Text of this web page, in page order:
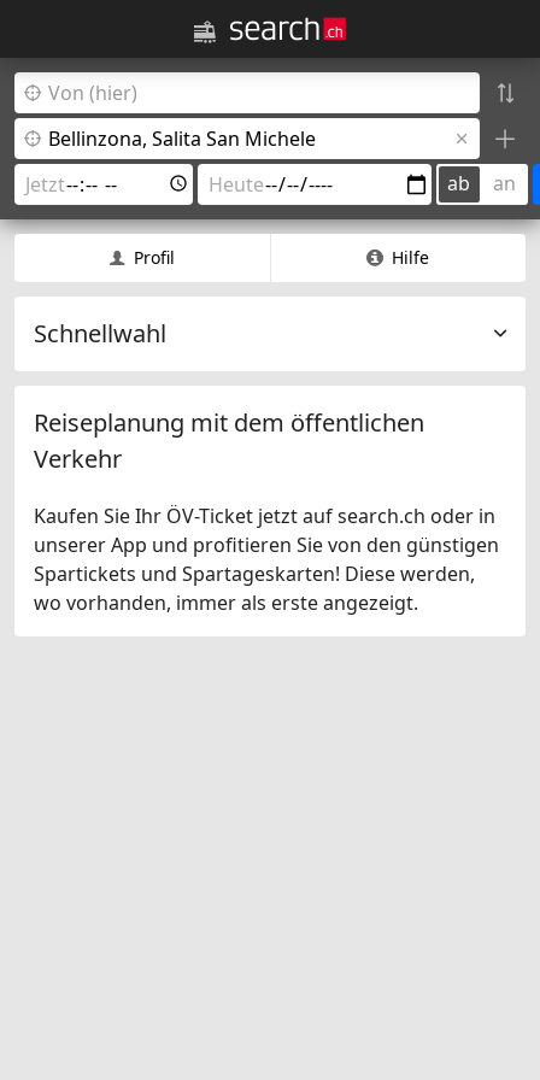
ab an
Profil Hilfe
Schnellwahl
Reiseplanung mit dem öffentlichen
Verkehr
Kaufen Sie Ihr ÖV-Ticket jetzt auf search.ch oder in
unserer App und profitieren Sie von den günstigen
Spartickets und Spartageskarten! Diese werden,
wo vorhanden, immer als erste angezeigt.